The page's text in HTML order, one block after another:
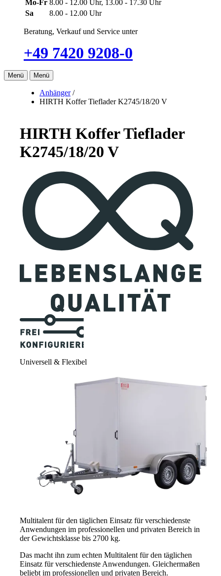
Mo-Fr 8.00 - 12.00 Uhr, 13.00 - 17.30 Uhr
Sa
8.00 - 12.00 Uhr
Beratung, Verkauf und Service unter
+49 7420 9208-0
Menü Menü
Anhänger /
HIRTH Koffer Tieflader K2745/18/20 V
HIRTH Koffer Tieflader
K2745/18/20 V
Universell & Flexibel
Multitalent für den täglichen Einsatz für verschiedenste
Anwendungen im professionellen und privaten Bereich in
der Gewichtsklasse bis 2700 kg.
Das macht ihn zum echten Multitalent für den täglichen
Einsatz für verschiedenste Anwendungen. Gleichermaßen
beliebt im professionellen und privaten Bereich.